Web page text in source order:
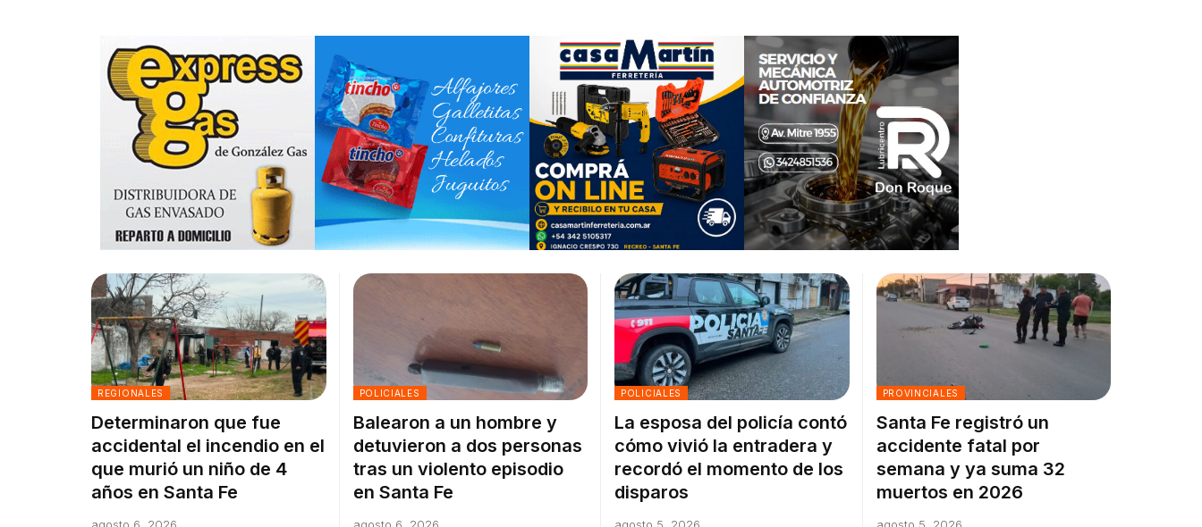
REGIONALES
Determinaron que fue
accidental el incendio en el
que murió un niño de 4
años en Santa Fe
POLICIALES
Balearon a un hombre y
detuvieron a dos personas
tras un violento episodio
en Santa Fe
POLICIALES
La esposa del policía contó
cómo vivió la entradera y
recordó el momento de los
disparos
PROVINCIALES
Santa Fe registró un
accidente fatal por
semana y ya suma 32
muertos en 2026